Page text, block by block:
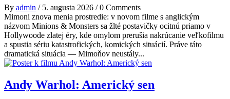
By admin / 5. augusta 2026 /0 Comments
Mimoni znova menia prostredie: v novom filme s anglickým
názvom Minions & Monsters sa žlté postavičky ocitnú priamo v
Hollywoode zlatej éry, kde omylom prerušia nakrúcanie veľkofilmu
a spustia sériu katastrofických, komických situácií. Práve táto
dramatická situácia — Mimoňov neustály...
Andy Warhol: Americký sen